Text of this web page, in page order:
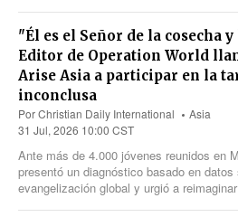
"Él es el Señor de la cosecha
Editor de Operation World
Arise Asia a participar en la
inconclusa
PorChristian Daily International
Asia
31 Jul, 2026 10:00 CST
Ante más de 4.000 jóvenes reunidos en
presentó un diagnóstico basado en
evangelización global y urgió a